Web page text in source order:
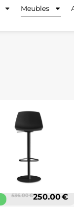
Meubles
536.00 €250.00 €